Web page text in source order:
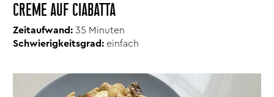
CREME AUF CIABATTA
Zeitaufwand: 35 Minuten
Schwierigkeitsgrad: einfach